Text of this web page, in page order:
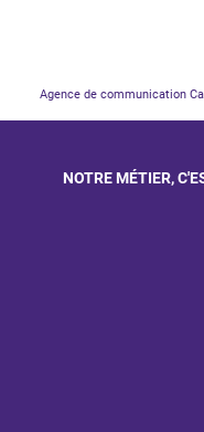
Agence de communication
NOTRE MÉTIER,